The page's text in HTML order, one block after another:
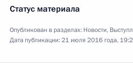
Статус материала
Опубликован в разделах: Новости,
Дата публикации:21 июля 2016 года,